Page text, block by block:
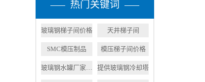
热门关键词
玻璃钢梯子间价格 天井梯子间
SMC模压制品 模压梯子间价格
玻璃钢水罐厂家价格 提供玻璃钢冷却塔